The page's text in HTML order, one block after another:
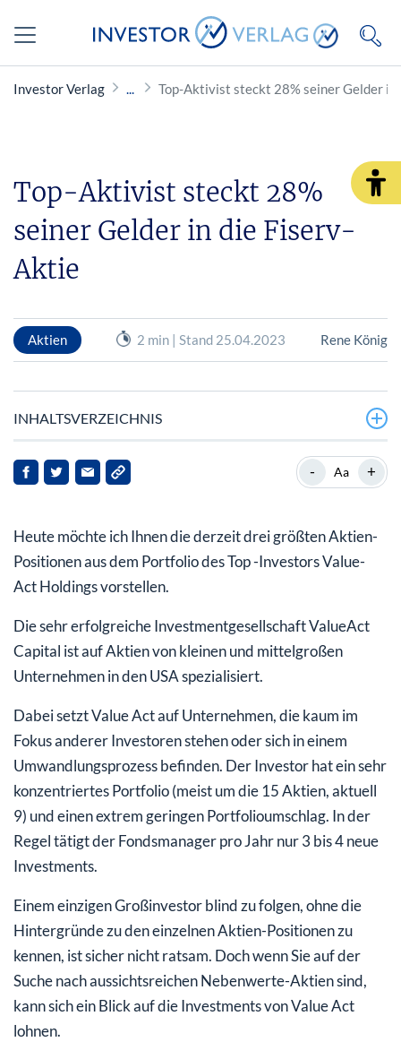
Investor Verlag Top-Aktivist steckt 28% seiner Gelder
Top-Aktivist steckt 28%
seiner Gelder in die Fiserv-
Aktie
Aktien 2 min | Stand 25.04.2023 Rene König
INHALTSVERZEICHNIS
Fiserv
CBRE
- Aa +
Heute möchte ich Ihnen die derzeit drei größten Aktien-
Positionen aus dem Portfolio des Top -Investors Value-
Act Holdings vorstellen.
Die sehr erfolgreiche Investmentgesellschaft ValueAct
Capital ist auf Aktien von kleinen und mittelgroßen
Unternehmen in den USA spezialisiert.
Dabei setzt Value Act auf Unternehmen, die kaum im
Fokus anderer Investoren stehen oder sich in einem
Umwandlungsprozess befinden. Der Investor hat ein sehr
konzentriertes Portfolio (meist um die 15 Aktien, aktuell
9) und einen extrem geringen Portfolioumschlag. In der
Regel tätigt der Fondsmanager pro Jahr nur 3 bis 4 neue
Investments.
Einem einzigen Großinvestor blind zu folgen, ohne die
Hintergründe zu den einzelnen Aktien-Positionen zu
kennen, ist sicher nicht ratsam. Doch wenn Sie auf der
Suche nach aussichtsreichen Nebenwerte-Aktien sind,
kann sich ein Blick auf die Investments von Value Act
lohnen.